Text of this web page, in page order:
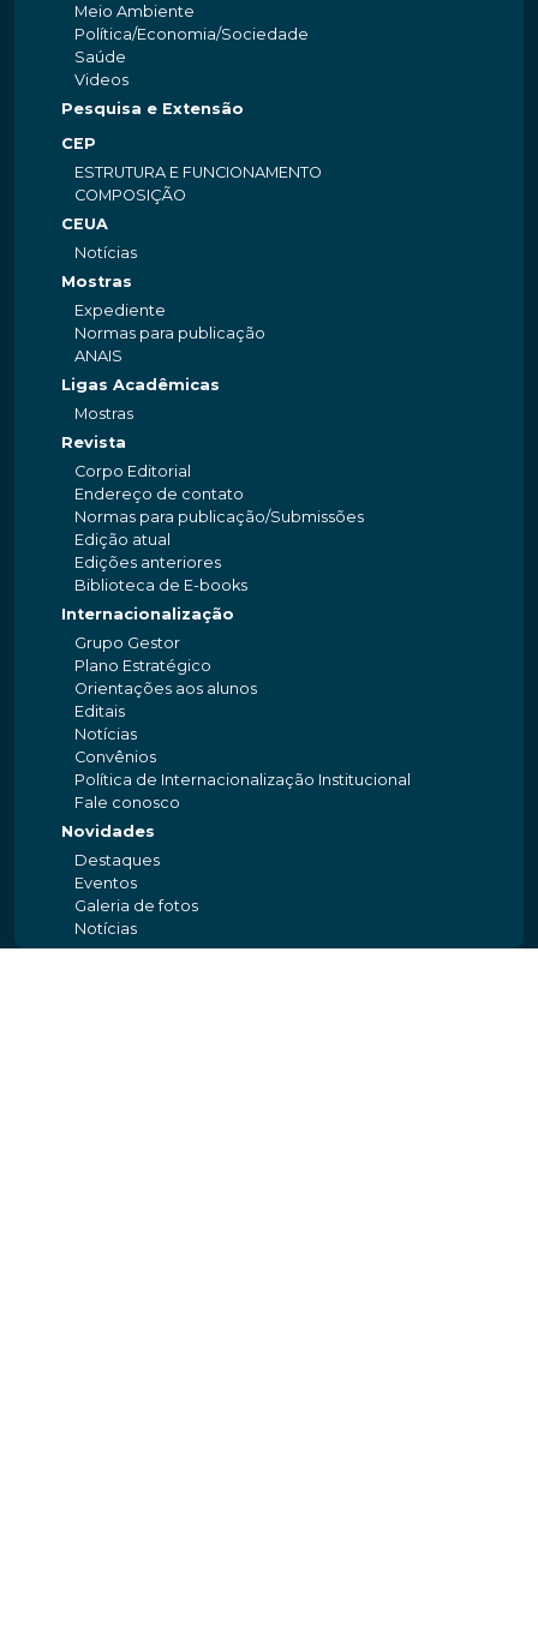
Meio Ambiente
Política/Economia/Sociedade
Saúde
Videos
Pesquisa e Extensão
CEP
ESTRUTURA E FUNCIONAMENTO
COMPOSIÇÃO
CEUA
Notícias
Mostras
Expediente
Normas para publicação
ANAIS
Ligas Acadêmicas
Mostras
Revista
Corpo Editorial
Endereço de contato
Normas para publicação/Submissões
Edição atual
Edições anteriores
Biblioteca de E-books
Internacionalização
Grupo Gestor
Plano Estratégico
Orientações aos alunos
Editais
Notícias
Convênios
Política de Internacionalização Institucional
Fale conosco
Novidades
Destaques
Eventos
Galeria de fotos
Notícias